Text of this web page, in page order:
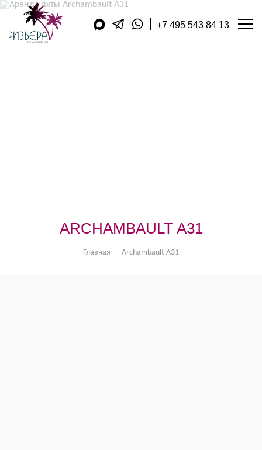
+7 495 543 84 13
ARCHAMBAULT A31
Главная — Archambault A31